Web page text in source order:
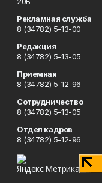
Рекламная служба
8 (34782) 5-13-00
Редакция
8 (34782) 5-13-05
Приемная
8 (34782) 5-12-96
Сотрудничество
8 (34782) 5-13-05
Отдел кадров
8 (34782) 5-12-96